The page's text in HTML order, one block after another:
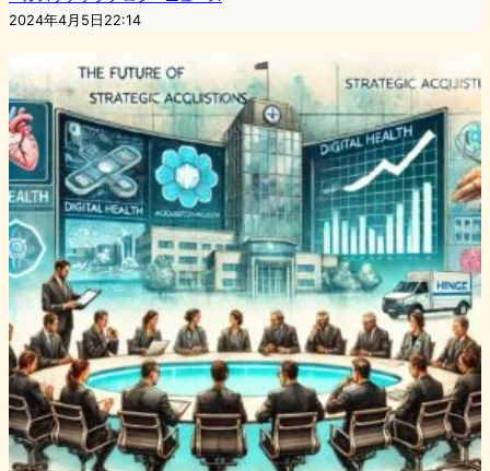
2024年4月5日22:14